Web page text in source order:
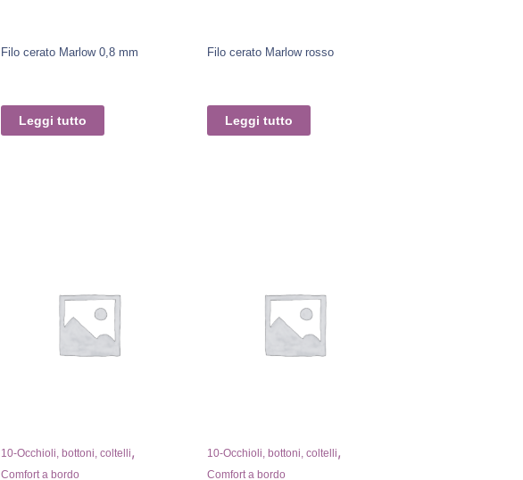
Filo cerato Marlow 0,8 mm
Leggi tutto
Filo cerato Marlow rosso
Leggi tutto
10-Occhioli, bottoni, coltelli,
Comfort a bordo
10-Occhioli, bottoni, coltelli,
Comfort a bordo